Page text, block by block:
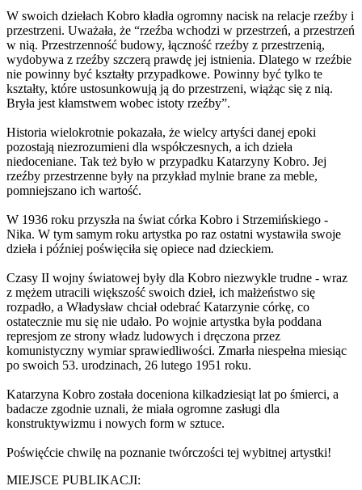
W swoich dziełach Kobro kładła ogromny nacisk na relacje rzeźby i
przestrzeni. Uważała, że “rzeźba wchodzi w przestrzeń, a przestrzeń
w nią. Przestrzenność budowy, łączność rzeźby z przestrzenią,
wydobywa z rzeźby szczerą prawdę jej istnienia. Dlatego w rzeźbie
nie powinny być kształty przypadkowe. Powinny być tylko te
kształty, które ustosunkowują ją do przestrzeni, wiążąc się z nią.
Bryła jest kłamstwem wobec istoty rzeźby”.
Historia wielokrotnie pokazała, że wielcy artyści danej epoki
pozostają niezrozumieni dla współczesnych, a ich dzieła
niedoceniane. Tak też było w przypadku Katarzyny Kobro. Jej
rzeźby przestrzenne były na przykład mylnie brane za meble,
pomniejszano ich wartość.
W 1936 roku przyszła na świat córka Kobro i Strzemińskiego -
Nika. W tym samym roku artystka po raz ostatni wystawiła swoje
dzieła i później poświęciła się opiece nad dzieckiem.
Czasy II wojny światowej były dla Kobro niezwykle trudne - wraz
z mężem utracili większość swoich dzieł, ich małżeństwo się
rozpadło, a Władysław chciał odebrać Katarzynie córkę, co
ostatecznie mu się nie udało. Po wojnie artystka była poddana
represjom ze strony władz ludowych i dręczona przez
komunistyczny wymiar sprawiedliwości. Zmarła niespełna miesiąc
po swoich 53. urodzinach, 26 lutego 1951 roku.
Katarzyna Kobro została doceniona kilkadziesiąt lat po śmierci, a
badacze zgodnie uznali, że miała ogromne zasługi dla
konstruktywizmu i nowych form w sztuce.
Poświęćcie chwilę na poznanie twórczości tej wybitnej artystki!
MIEJSCE PUBLIKACJI: